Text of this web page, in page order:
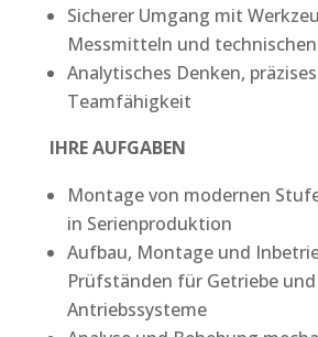
Sicherer Umgang mit
Messmitteln und
Analytisches Denken,
Teamfähigkeit
IHRE AUFGABEN
Montage von modernen
in Serienproduktion
Aufbau, Montage und
Prüfständen für Getriebe und
Antriebssysteme